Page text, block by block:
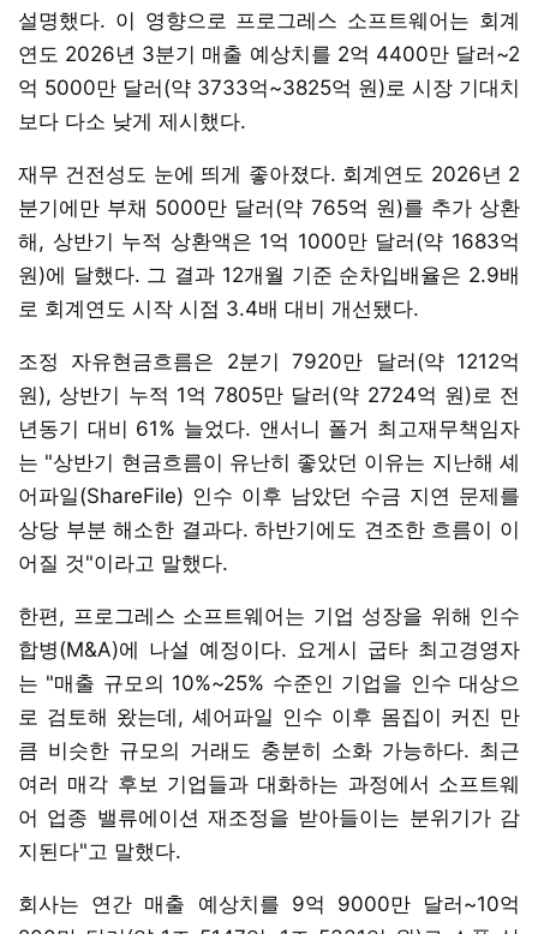
설명했다. 이 영향으로 프로그레스 소프트웨어는 회계
연도 2026년 3분기 매출 예상치를 2억 4400만 달러~2
억 5000만 달러(약 3733억~3825억 원)로 시장 기대치
보다 다소 낮게 제시했다.
재무 건전성도 눈에 띄게 좋아졌다. 회계연도 2026년 2
분기에만 부채 5000만 달러(약 765억 원)를 추가 상환
해, 상반기 누적 상환액은 1억 1000만 달러(약 1683억
원)에 달했다. 그 결과 12개월 기준 순차입배율은 2.9배
로 회계연도 시작 시점 3.4배 대비 개선됐다.
조정 자유현금흐름은 2분기 7920만 달러(약 1212억
원), 상반기 누적 1억 7805만 달러(약 2724억 원)로 전
년동기 대비 61% 늘었다. 앤서니 폴거 최고재무책임자
는 "상반기 현금흐름이 유난히 좋았던 이유는 지난해 셰
어파일(ShareFile) 인수 이후 남았던 수금 지연 문제를
상당 부분 해소한 결과다. 하반기에도 견조한 흐름이 이
어질 것"이라고 말했다.
한편, 프로그레스 소프트웨어는 기업 성장을 위해 인수
합병(M&A)에 나설 예정이다. 요게시 굽타 최고경영자
는 "매출 규모의 10%~25% 수준인 기업을 인수 대상으
로 검토해 왔는데, 셰어파일 인수 이후 몸집이 커진 만
큼 비슷한 규모의 거래도 충분히 소화 가능하다. 최근
여러 매각 후보 기업들과 대화하는 과정에서 소프트웨
어 업종 밸류에이션 재조정을 받아들이는 분위기가 감
지된다"고 말했다.
회사는 연간 매출 예상치를 9억 9000만 달러~10억